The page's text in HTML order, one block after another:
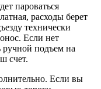
пароваться
расходы берет
технически
Если нет
ручной подъем на
счет.
Если вы